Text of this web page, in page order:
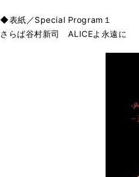
◆表紙／Special Program１
さらば谷村新司 ALICEよ永遠に